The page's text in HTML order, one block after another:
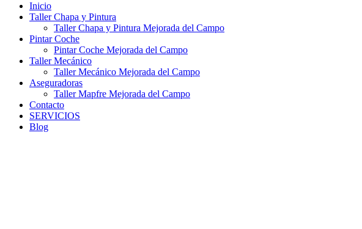
Inicio
Taller Chapa y Pintura
Taller Chapa y Pintura Mejorada del Campo
Pintar Coche
Pintar Coche Mejorada del Campo
Taller Mecánico
Taller Mecánico Mejorada del Campo
Aseguradoras
Taller Mapfre Mejorada del Campo
Contacto
SERVICIOS
Blog